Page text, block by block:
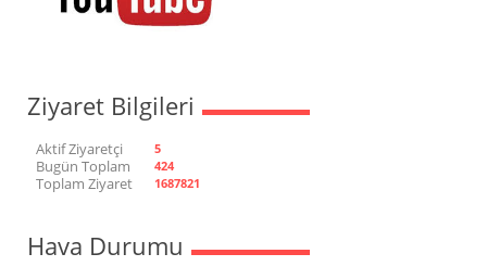
Ziyaret Bilgileri
Aktif Ziyaretçi 5
Bugün Toplam 424
Toplam Ziyaret 1687821
Hava Durumu